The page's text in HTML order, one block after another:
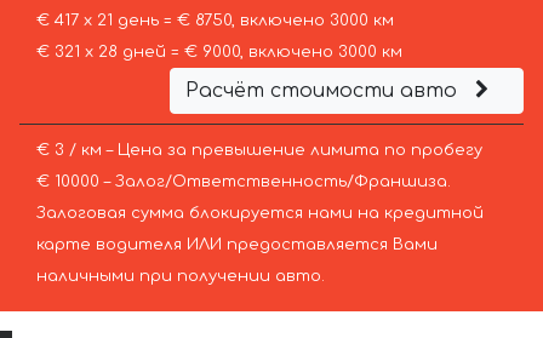
€ 417 х 21 день = € 8750, включено 3000 км
€ 321 х 28 дней = € 9000, включено 3000 км
Расчёт стоимости авто
€ 3 / км – Цена за превышение лимита по пробегу
€ 10000 – Залог/Ответственность/Франшиза.
Залоговая сумма блокируется нами на кредитной
карте водителя ИЛИ предоставляется Вами
наличными при получении авто.